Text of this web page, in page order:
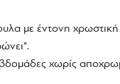
με έντονη
χωρίς